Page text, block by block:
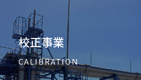
校正事業
CALIBRATION